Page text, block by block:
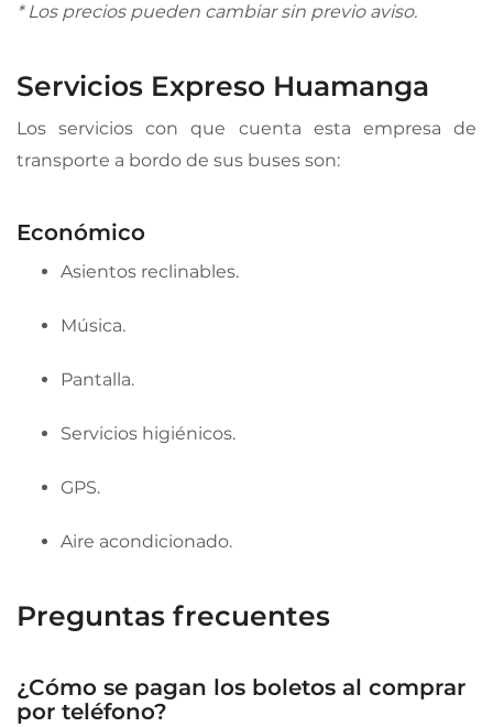
* Los precios pueden cambiar sin previo aviso.
Servicios Expreso Huamanga
Los servicios con que cuenta esta empresa de
transporte a bordo de sus buses son:
Económico
Asientos reclinables.
Música.
Pantalla.
Servicios higiénicos.
GPS.
Aire acondicionado.
Preguntas frecuentes
¿Cómo se pagan los boletos al comprar
por teléfono?